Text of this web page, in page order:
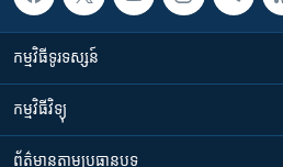
កម្មវិធី​ទូរទស្សន៍
កម្មវិធី​វិទ្យុ
ព័ត៌មាន​តាមប្រធានបទ​